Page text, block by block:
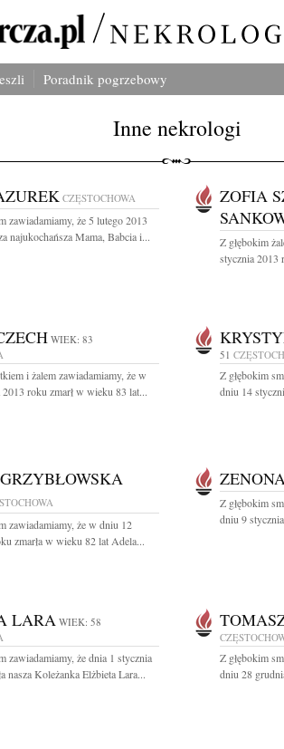
Poradnik pogrzebowy
Inne nekrologi
CZĘSTOCHOWA
zawiadamiamy, że 5 lutego 2013
najukochańsza Mama, Babcia i...
ZOFIA
Z głębokim
stycznia 2013
WIEK: 83
i żalem zawiadamiamy, że w
roku zmarł w wieku 83 lat...
51
Z głębokim
dniu 14
zawiadamiamy, że w dniu 12
zmarła w wieku 82 lat Adela...
Z głębokim
dniu 9
LARA WIEK: 58
zawiadamiamy, że dnia 1 stycznia
nasza Koleżanka Elżbieta Lara...
Z głębokim
dniu 28